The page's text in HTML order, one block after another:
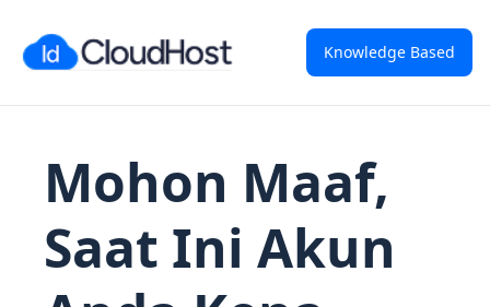
Knowledge Based
Mohon Maaf,
Saat Ini Akun